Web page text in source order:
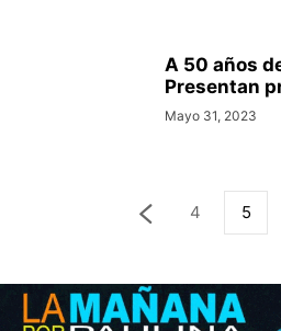
A 50 años
Presentan
Mayo 31, 2023
4 5